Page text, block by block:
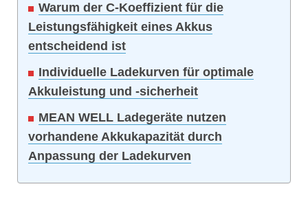
Warum der C-Koeffizient für die
Leistungsfähigkeit eines Akkus
entscheidend ist
Individuelle Ladekurven für optimale
Akkuleistung und -sicherheit
MEAN WELL Ladegeräte nutzen
vorhandene Akkukapazität durch
Anpassung der Ladekurven